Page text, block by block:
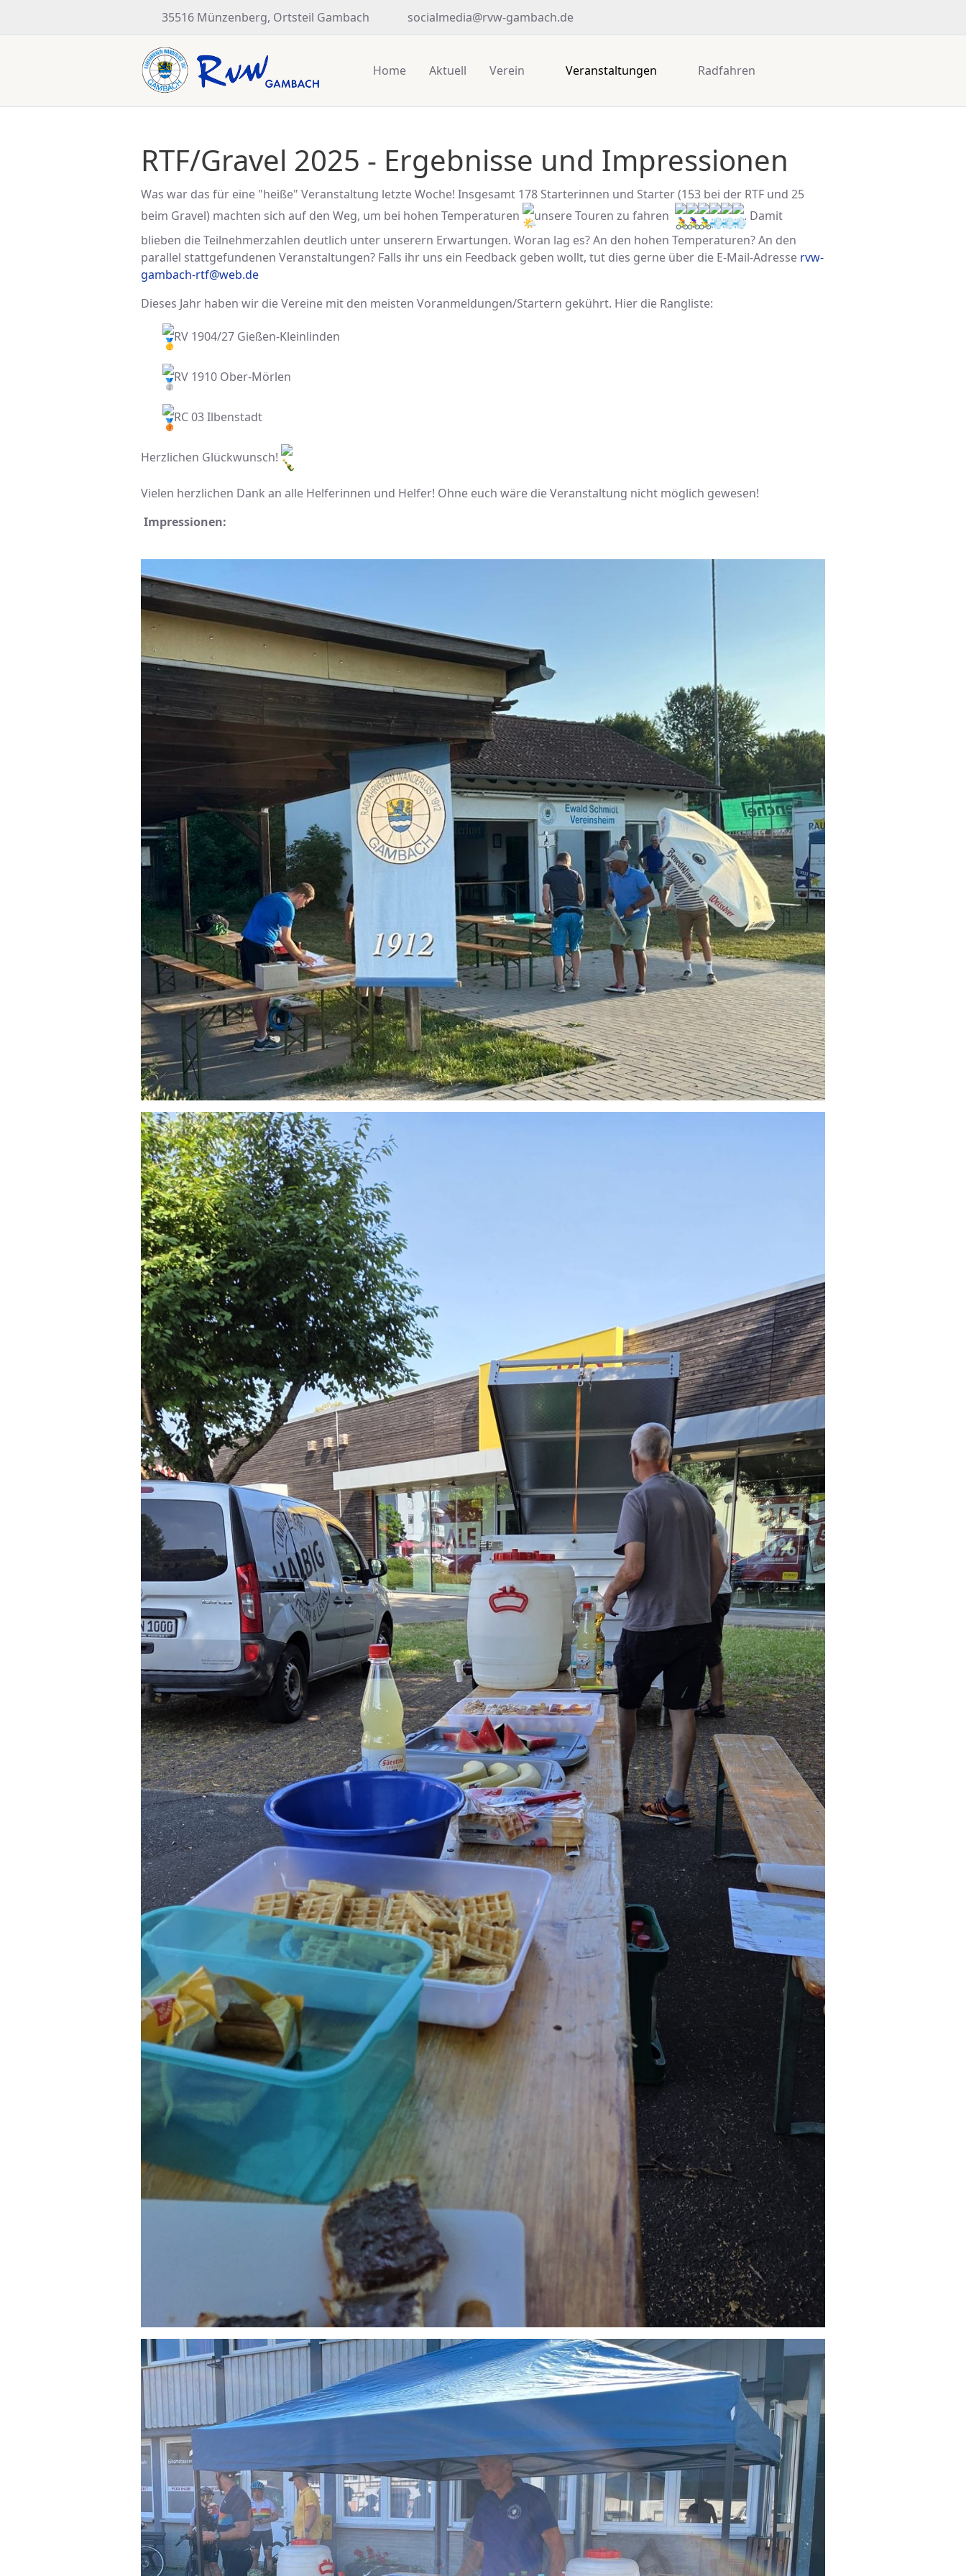
35516 Münzenberg, Ortsteil Gambach socialmedia@rvw-gambach.de
Home Aktuell Verein Veranstaltungen Radfahren
RTF/Gravel 2025 - Ergebnisse und Impressionen
Was war das für eine "heiße" Veranstaltung letzte Woche! Insgesamt 178 Starterinnen und Starter (153 bei der RTF und 25
beim Gravel) machten sich auf den Weg, um bei hohen Temperaturen
unsere Touren zu fahren
. Damit
blieben die Teilnehmerzahlen deutlich unter unserern Erwartungen. Woran lag es? An den hohen Temperaturen? An den
parallel stattgefundenen Veranstaltungen? Falls ihr uns ein Feedback geben wollt, tut dies gerne über die E-Mail-Adresse rvw-
gambach-rtf@web.de
Dieses Jahr haben wir die Vereine mit den meisten Voranmeldungen/Startern gekührt. Hier die Rangliste:
RV 1904/27 Gießen-Kleinlinden
RV 1910 Ober-Mörlen
RC 03 Ilbenstadt
Herzlichen Glückwunsch!
Vielen herzlichen Dank an alle Helferinnen und Helfer! Ohne euch wäre die Veranstaltung nicht möglich gewesen!
Impressionen: